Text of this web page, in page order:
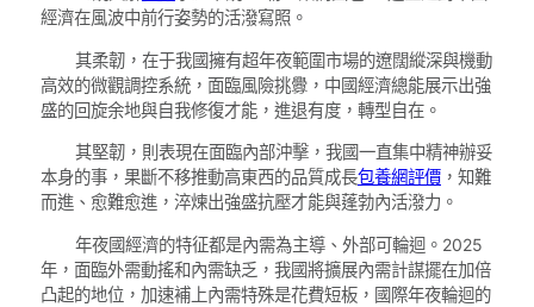
經濟在風波中前行姿勢的活潑寫照。
其柔韌，在于我國擁有超年夜範圍市場的遼闊縱深與機動
高效的微觀調控系統，面臨風險挑釁，中國經濟總能展示出強
盛的回旋余地與自我修復才能，進退有度，轉型自在。
其堅韌，則表現在面臨內部沖擊，我國一直集中精神辦妥
本身的事，果斷不移推動高東西的品質成長包養網評價 ，知難
而進、愈難愈進，淬煉出強盛抗壓才能與蓬勃內活潑力。
年夜國經濟的特征都是內需為主導、外部可輪迴。2025
年，面臨外需動搖和內需缺乏，我國將擴展內需計謀擺在加倍
凸起的地位，加速補上內需特殊是花費短板，國際年夜輪迴的